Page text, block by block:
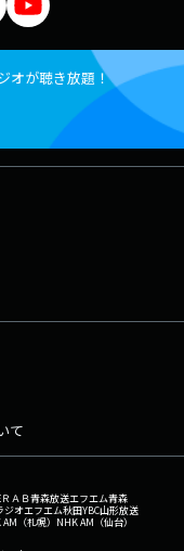
オが聴き放題！
て
ＲＡＢ青森放送エフエム青森
ジオエフエム秋田YBC山形放送
（札幌） NHK AM（仙台）